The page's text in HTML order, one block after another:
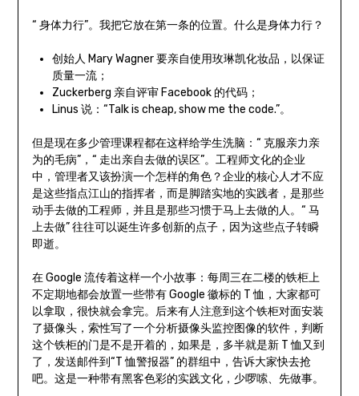
“ 身体力行”。我把它放在第一条的位置。什么是身体力行？
创始人 Mary Wagner 要亲自使用玫琳凯化妆品，以保证
质量一流；
Zuckerberg 亲自评审 Facebook 的代码；
Linus 说：“Talk is cheap, show me the code.”。
但是现在多少管理课程都在这样给学生洗脑：“ 克服亲力亲
为的毛病”，“ 走出亲自去做的误区”。工程师文化的企业
中，管理者又该扮演一个怎样的角色？企业的核心人才不应
是这些指点江山的指挥者，而是脚踏实地的实践者，是那些
动手去做的工程师，并且是那些习惯于马上去做的人。“ 马
上去做” 往往可以诞生许多创新的点子，因为这些点子转瞬
即逝。
在 Google 流传着这样一个小故事：每周三在二楼的铁柜上
不定期地都会放置一些带有 Google 徽标的 T 恤，大家都可
以拿取，很快就会拿完。后来有人注意到这个铁柜对面安装
了摄像头，索性写了一个分析摄像头监控图像的软件，判断
这个铁柜的门是不是开着的，如果是，多半就是新 T 恤又到
了，发送邮件到“T 恤警报器” 的群组中，告诉大家快去抢
吧。这是一种带有黑客色彩的实践文化，少啰嗦、先做事。